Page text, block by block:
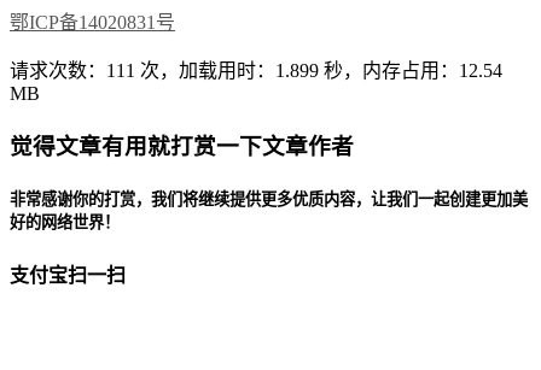
鄂ICP备14020831号
请求次数：111 次，加载用时：1.899 秒，内存占用：12.54
MB
觉得文章有用就打赏一下文章作者
非常感谢你的打赏，我们将继续提供更多优质内容，让我们一起创建更加美
好的网络世界！
支付宝扫一扫